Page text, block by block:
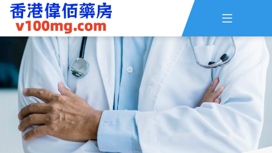

主頁 查詢訂單
資訊 線上留言
全部藥品